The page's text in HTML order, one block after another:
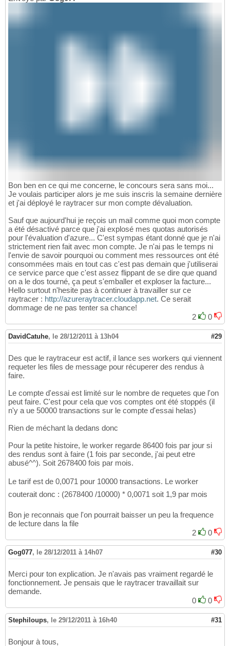
Bon ben en ce qui me concerne, le concours sera sans moi...
Je voulais participer alors je me suis inscris la semaine dernière
et j'ai déployé le raytracer sur mon compte dévaluation.
Sauf que aujourd'hui je reçois un mail comme quoi mon compte
a été désactivé parce que j'ai explosé mes quotas autorisés
pour l'évaluation d'azure... C'est sympas étant donné que je n'ai
strictement rien fait avec mon compte. Je n'ai pas le temps ni
l'envie de savoir pourquoi ou comment mes ressources ont été
consommées mais en tout cas c'est pas demain que j'utiliserai
ce service parce que c'est assez flippant de se dire que quand
on a le dos tourné, ça peut s'emballer et exploser la facture...
Hello surtout n'hesite pas à continuer à travailler sur ce
raytracer : http://azureraytracer.cloudapp.net. Ce serait
dommage de ne pas tenter sa chance!
2
0
DavidCatuhe, le 28/12/2011 à 13h04 #29
Des que le raytraceur est actif, il lance ses workers qui viennent
requeter les files de message pour récuperer des rendus à
faire.
Le compte d'essai est limité sur le nombre de requetes que l'on
peut faire. C'est pour cela que vos comptes ont été stoppés (il
n'y a ue 50000 transactions sur le compte d'essai helas)
Rien de méchant la dedans donc
Pour la petite histoire, le worker regarde 86400 fois par jour si
des rendus sont à faire (1 fois par seconde, j'ai peut etre
abusé^^). Soit 2678400 fois par mois.
Le tarif est de 0,0071 pour 10000 transactions. Le worker
couterait donc : (2678400 /10000) * 0,0071 soit 1,9 par mois
Bon je reconnais que l'on pourrait baisser un peu la frequence
de lecture dans la file
2
0
Gog077, le 28/12/2011 à 14h07 #30
Merci pour ton explication. Je n'avais pas vraiment regardé le
fonctionnement. Je pensais que le raytracer travaillait sur
demande.
0
0
Stephiloups, le 29/12/2011 à 16h40 #31
Bonjour à tous,